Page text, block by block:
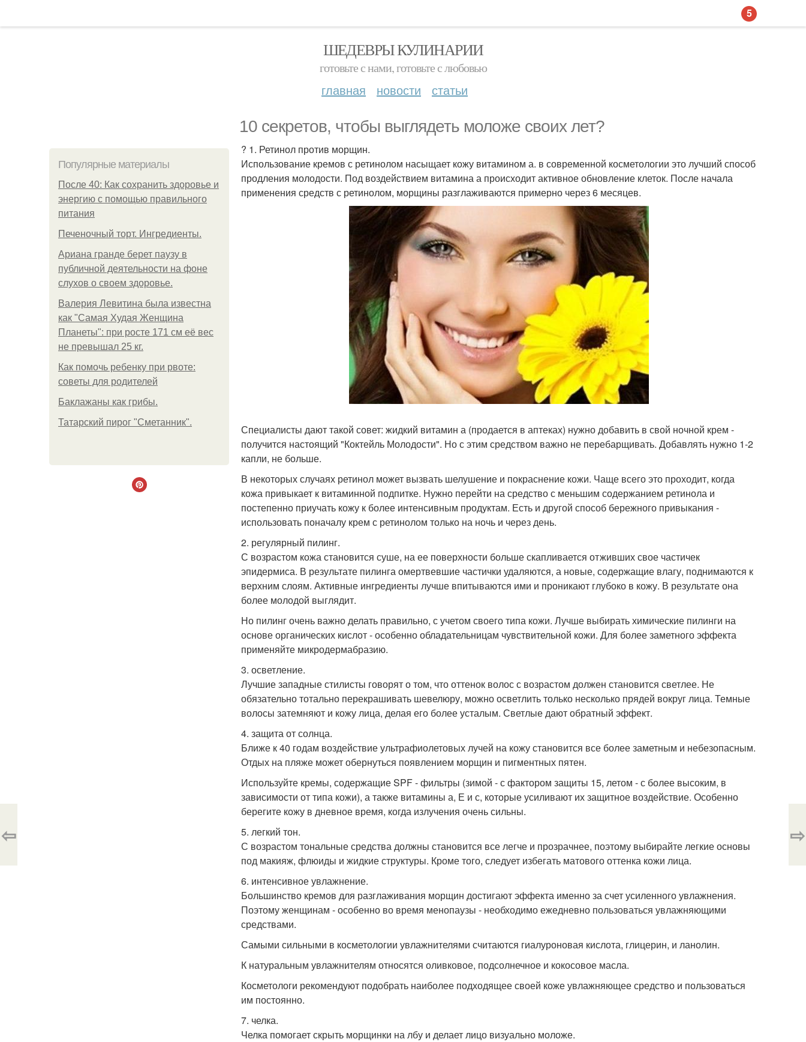
ШЕДЕВРЫ КУЛИНАРИИ
готовьте с нами, готовьте с любовью
главная новости статьи
10 секретов, чтобы выглядеть моложе своих лет?
Популярные материалы
После 40: Как сохранить здоровье и
энергию с помощью правильного
питания
Печеночный торт. Ингредиенты.
Ариана гранде берет паузу в
публичной деятельности на фоне
слухов о своем здоровье.
Валерия Левитина была известна
как "Самая Худая Женщина
Планеты": при росте 171 см её вес
не превышал 25 кг.
Как помочь ребенку при рвоте:
советы для родителей
Баклажаны как грибы.
Татарский пирог "Сметанник".
? 1. Ретинол против морщин.
Использование кремов с ретинолом насыщает кожу витамином а. в современной косметологии это лучший способ
продления молодости. Под воздействием витамина а происходит активное обновление клеток. После начала
применения средств с ретинолом, морщины разглаживаются примерно через 6 месяцев.
Специалисты дают такой совет: жидкий витамин а (продается в аптеках) нужно добавить в свой ночной крем -
получится настоящий "Коктейль Молодости". Но с этим средством важно не перебарщивать. Добавлять нужно 1-2
капли, не больше.
В некоторых случаях ретинол может вызвать шелушение и покраснение кожи. Чаще всего это проходит, когда
кожа привыкает к витаминной подпитке. Нужно перейти на средство с меньшим содержанием ретинола и
постепенно приучать кожу к более интенсивным продуктам. Есть и другой способ бережного привыкания -
использовать поначалу крем с ретинолом только на ночь и через день.
2. регулярный пилинг.
С возрастом кожа становится суше, на ее поверхности больше скапливается отживших свое частичек
эпидермиса. В результате пилинга омертвевшие частички удаляются, а новые, содержащие влагу, поднимаются к
верхним слоям. Активные ингредиенты лучше впитываются ими и проникают глубоко в кожу. В результате она
более молодой выглядит.
Но пилинг очень важно делать правильно, с учетом своего типа кожи. Лучше выбирать химические пилинги на
основе органических кислот - особенно обладательницам чувствительной кожи. Для более заметного эффекта
применяйте микродермабразию.
3. осветление.
Лучшие западные стилисты говорят о том, что оттенок волос с возрастом должен становится светлее. Не
обязательно тотально перекрашивать шевелюру, можно осветлить только несколько прядей вокруг лица. Темные
волосы затемняют и кожу лица, делая его более усталым. Светлые дают обратный эффект.
4. защита от солнца.
Ближе к 40 годам воздействие ультрафиолетовых лучей на кожу становится все более заметным и небезопасным.
Отдых на пляже может обернуться появлением морщин и пигментных пятен.
Используйте кремы, содержащие SPF - фильтры (зимой - с фактором защиты 15, летом - с более высоким, в
зависимости от типа кожи), а также витамины а, Е и с, которые усиливают их защитное воздействие. Особенно
берегите кожу в дневное время, когда излучения очень сильны.
5. легкий тон.
С возрастом тональные средства должны становится все легче и прозрачнее, поэтому выбирайте легкие основы
под макияж, флюиды и жидкие структуры. Кроме того, следует избегать матового оттенка кожи лица.
6. интенсивное увлажнение.
Большинство кремов для разглаживания морщин достигают эффекта именно за счет усиленного увлажнения.
Поэтому женщинам - особенно во время менопаузы - необходимо ежедневно пользоваться увлажняющими
средствами.
Самыми сильными в косметологии увлажнителями считаются гиалуроновая кислота, глицерин, и ланолин.
К натуральным увлажнителям относятся оливковое, подсолнечное и кокосовое масла.
Косметологи рекомендуют подобрать наиболее подходящее своей коже увлажняющее средство и пользоваться
им постоянно.
7. челка.
Челка помогает скрыть морщинки на лбу и делает лицо визуально моложе.
⇦ ⇨
5